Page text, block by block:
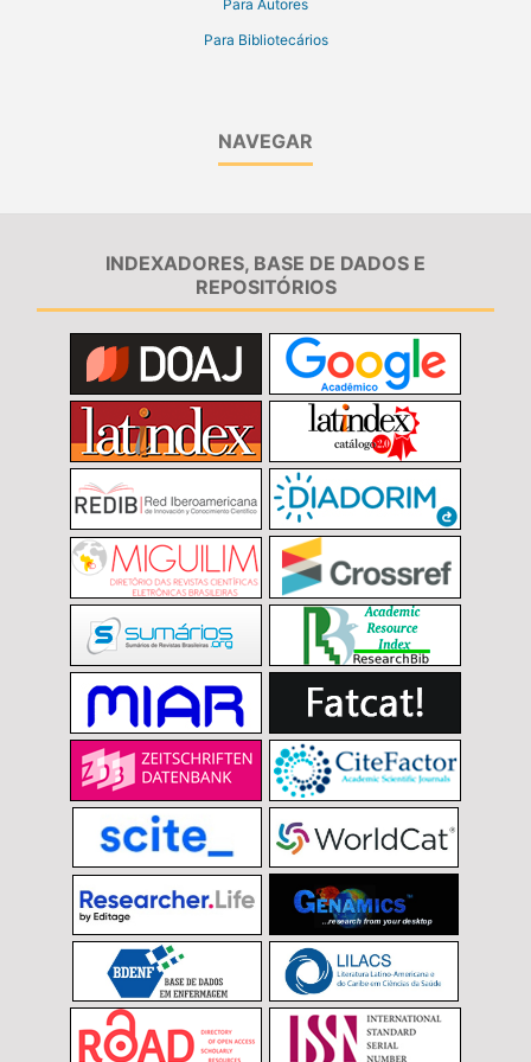
Para Autores
Para Bibliotecários
NAVEGAR
INDEXADORES, BASE DE DADOS E
REPOSITÓRIOS